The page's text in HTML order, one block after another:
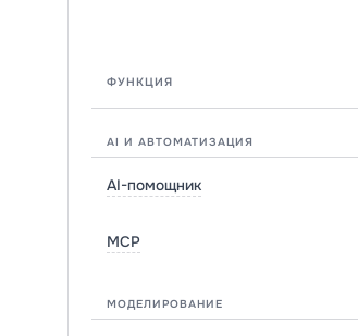
ФУНКЦИЯ
AI И АВТОМАТИЗАЦИЯ
AI-помощник
MCP
МОДЕЛИРОВАНИЕ